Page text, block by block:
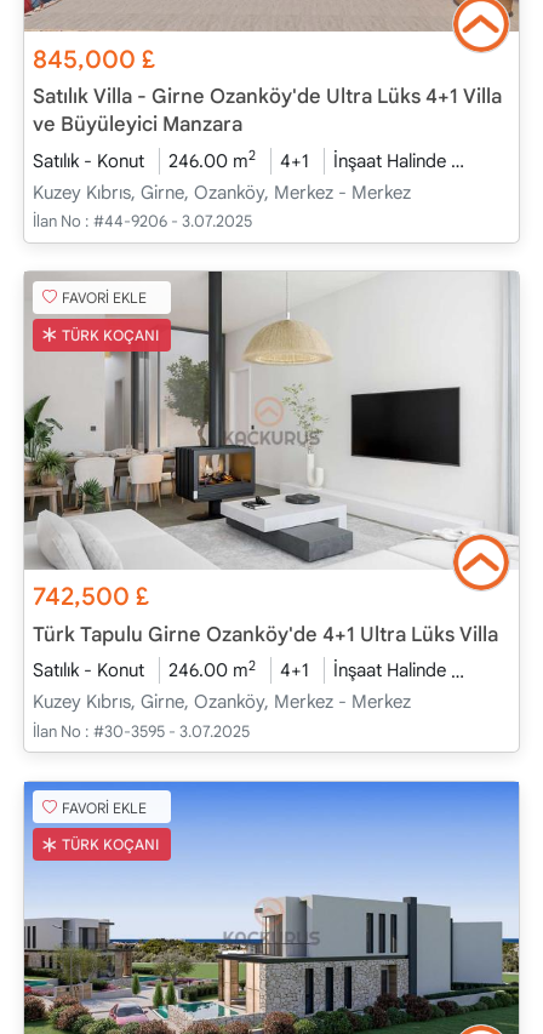
845,000£
Satılık Villa - Girne Ozanköy'de Ultra Lüks 4+1 Villa
ve Büyüleyici Manzara
Satılık - Konut 246.00 m2 4+1 İnşaat Halinde
Kuzey Kıbrıs, Girne, Ozanköy, Merkez - Merkez
İlan No : #44-9206 - 3.07.2025
FAVORİ EKLE
TÜRK KOÇANI
742,500£
Türk Tapulu Girne Ozanköy'de 4+1 Ultra Lüks Villa
Satılık - Konut 246.00 m2 4+1 İnşaat Halinde
Kuzey Kıbrıs, Girne, Ozanköy, Merkez - Merkez
İlan No : #30-3595 - 3.07.2025
FAVORİ EKLE
TÜRK KOÇANI